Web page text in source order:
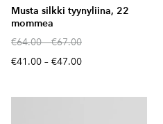
Musta silkki tyynyliina, 22
mommea
€64.00–€67.00
€41.00 – €47.00